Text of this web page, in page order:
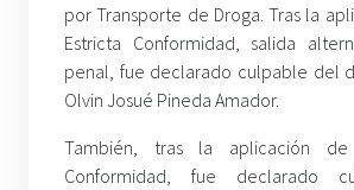
por Transporte de Droga. Tras la
Estricta Conformidad, salida
penal, fue declarado culpable del
Olvin Josué Pineda Amador.
También, tras la aplicación de
Conformidad, fue declarado